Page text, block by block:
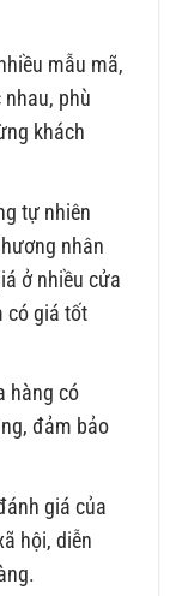
mẫu mã,
phù
khách
tự nhiên
nhân
ở nhiều cửa
có giá tốt
hàng có
đảm bảo
giá của
hội, diễn